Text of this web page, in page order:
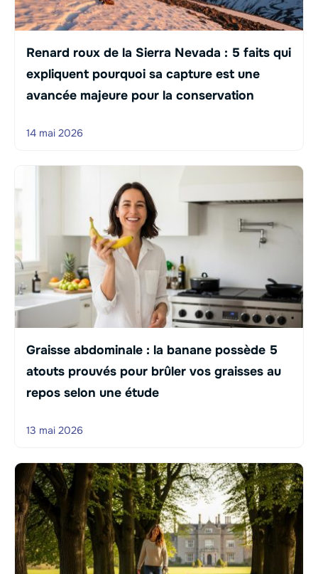
Renard roux de la Sierra Nevada : 5 faits qui
expliquent pourquoi sa capture est une
avancée majeure pour la conservation
14 mai 2026
Graisse abdominale : la banane possède 5
atouts prouvés pour brûler vos graisses au
repos selon une étude
13 mai 2026